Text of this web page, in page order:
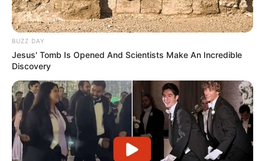
BUZZ DAY
Jesus' Tomb Is Opened And Scientists Make An Incredible
Discovery